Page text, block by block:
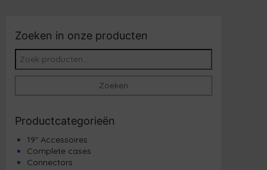
Zoeken in onze producten
Zoeken naar:
Zoeken
Productcategorieën
19" Accessoires
Complete cases
Connectors